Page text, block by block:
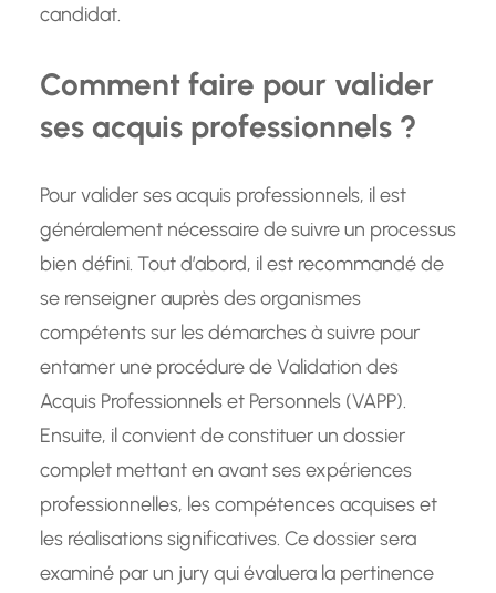
candidat.
Comment faire pour valider
ses acquis professionnels ?
Pour valider ses acquis professionnels, il est
généralement nécessaire de suivre un processus
bien défini. Tout d’abord, il est recommandé de
se renseigner auprès des organismes
compétents sur les démarches à suivre pour
entamer une procédure de Validation des
Acquis Professionnels et Personnels (VAPP).
Ensuite, il convient de constituer un dossier
complet mettant en avant ses expériences
professionnelles, les compétences acquises et
les réalisations significatives. Ce dossier sera
examiné par un jury qui évaluera la pertinence